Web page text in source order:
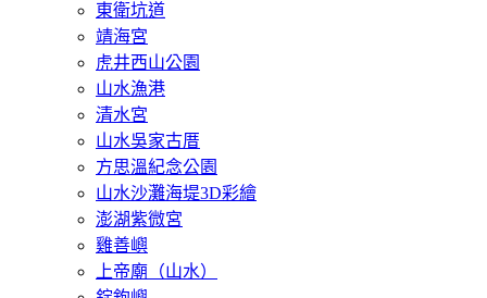
東衛坑道
靖海宮
虎井西山公園
山水漁港
清水宮
山水吳家古厝
方思溫紀念公園
山水沙灘海堤3D彩繪
澎湖紫微宮
雞善嶼
上帝廟（山水）